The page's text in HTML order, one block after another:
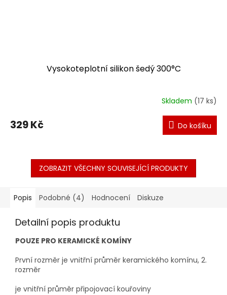
Vysokoteplotní silikon šedý 300°C
Skladem (17 ks)
329 Kč Do košíku
ZOBRAZIT VŠECHNY SOUVISEJÍCÍ PRODUKTY
Popis Podobné (4) Hodnocení Diskuze
Detailní popis produktu
POUZE PRO KERAMICKÉ KOMÍNY
První rozměr je vnitřní průměr keramického komínu, 2.
rozměr
je vnitřní průměr připojovací kouřoviny